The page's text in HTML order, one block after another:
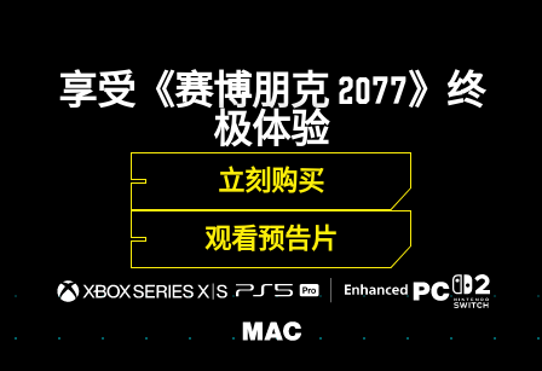
享受《赛博朋克 2077》终
极体验
立刻购买
观看预告片